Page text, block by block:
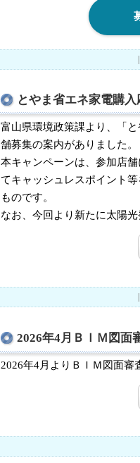
とやま省エネ家電購
富山県環境政策課より、「
舗募集の案内がありました。
本キャンペーンは、参加店
てキャッシュレスポイント
ものです。
なお、今回より新たに太陽
2026年4月ＢＩＭ図面
2026年4月よりＢＩＭ図面審